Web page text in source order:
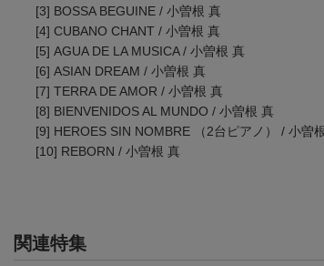
[3] BOSSA BEGUINE / 小曽根 真
[4] CUBANO CHANT / 小曽根 真
[5] AGUA DE LA MUSICA / 小曽根 真
[6] ASIAN DREAM / 小曽根 真
[7] TERRA DE AMOR / 小曽根 真
[8] BIENVENIDOS AL MUNDO / 小曽根 真
[9] HEROES SIN NOMBRE （2台ピアノ） / 小曽
[10] REBORN / 小曽根 真
関連特集